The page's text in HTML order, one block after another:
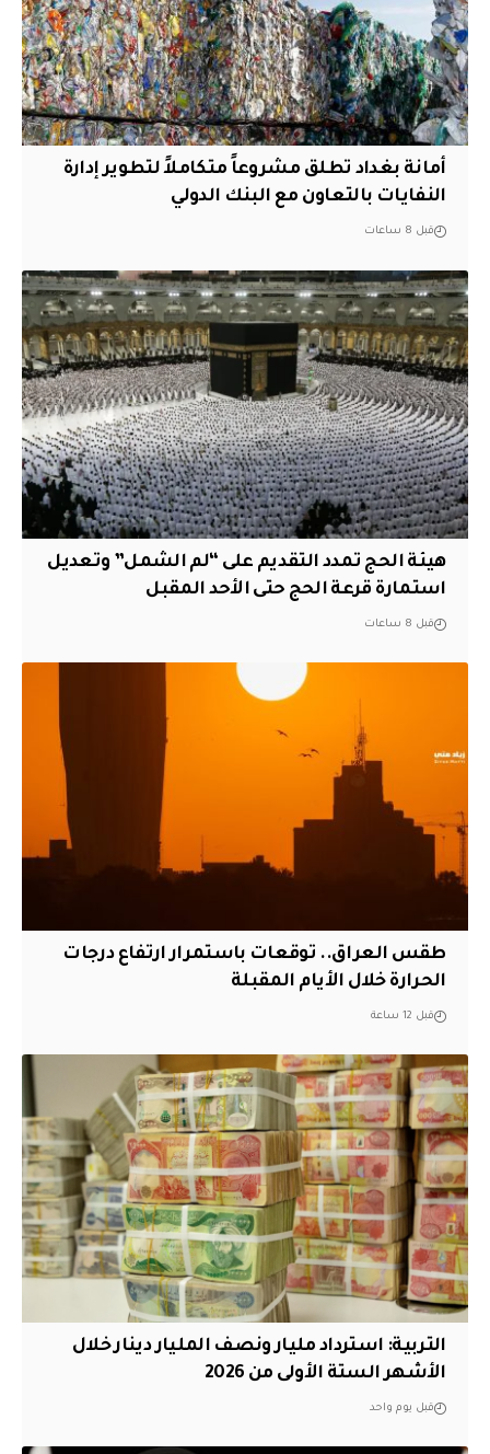
أمانة بغداد تطلق مشروعاً متكاملاً لتطوير إدارة
النفايات بالتعاون مع البنك الدولي
قبل 8 ساعات
هيئة الحج تمدد التقديم على “لم الشمل” وتعديل
استمارة قرعة الحج حتى الأحد المقبل
قبل 8 ساعات
طقس العراق.. توقعات باستمرار ارتفاع درجات
الحرارة خلال الأيام المقبلة
قبل 12 ساعة
التربية: استرداد مليار ونصف المليار دينار خلال
الأشهر الستة الأولى من 2026
قبل يوم واحد